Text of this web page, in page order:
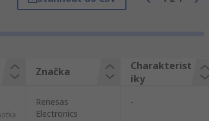
RDC dorazila přístí den.
a Polovodiče.
průmyslové,
Značka
Charakterist
iky
Renesas
Electronics
-